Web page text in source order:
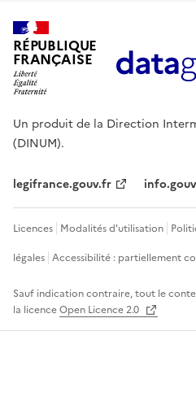
RÉPUBLIQUE
FRANÇAISE
Un produit de la Direction
(DINUM).
legifrance.gouv.fr
Licences Modalités d'utilisation
légales Accessibilité : partiellement
Sauf indication contraire, tout le
la licenceOpen Licence 2.0